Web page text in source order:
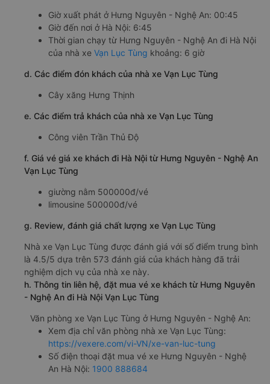
Giờ xuất phát ở Hưng Nguyên - Nghệ An: 00:45
Giờ đến nơi ở Hà Nội: 6:45
Thời gian chạy từ Hưng Nguyên - Nghệ An đi Hà Nội
của nhà xe Vạn Lục Tùng khoảng: 6 giờ
d. Các điểm đón khách của nhà xe Vạn Lục Tùng
Cây xăng Hưng Thịnh
e. Các điểm trả khách của nhà xe Vạn Lục Tùng
Công viên Trần Thủ Độ
f. Giá vé giá xe khách đi Hà Nội từ Hưng Nguyên - Nghệ An
Vạn Lục Tùng
giường nằm 500000đ/vé
limousine 500000đ/vé
g. Review, đánh giá chất lượng xe Vạn Lục Tùng
Nhà xe Vạn Lục Tùng được đánh giá với số điểm trung bình
là 4.5/5 dựa trên 573 đánh giá của khách hàng đã trải
nghiệm dịch vụ của nhà xe này.
h. Thông tin liên hệ, đặt mua vé xe khách từ Hưng Nguyên
- Nghệ An đi Hà Nội Vạn Lục Tùng
Văn phòng xe Vạn Lục Tùng ở Hưng Nguyên - Nghệ An:
Xem địa chỉ văn phòng nhà xe Vạn Lục Tùng:
https://vexere.com/vi-VN/xe-van-luc-tung
Số điện thoại đặt mua vé xe Hưng Nguyên - Nghệ
An Hà Nội: 1900 888684